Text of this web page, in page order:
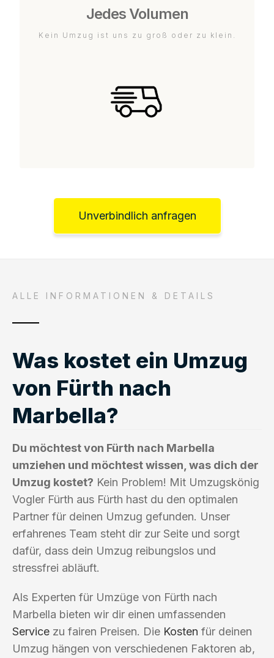
Jedes Volumen
Kein Umzug ist uns zu groß oder zu klein.
Unverbindlich anfragen
ALLE INFORMATIONEN & DETAILS
Was kostet ein Umzug
von Fürth nach
Marbella?
Du möchtest von Fürth nach Marbella
umziehen und möchtest wissen, was dich der
Umzug kostet? Kein Problem! Mit Umzugskönig
Vogler Fürth aus Fürth hast du den optimalen
Partner für deinen Umzug gefunden. Unser
erfahrenes Team steht dir zur Seite und sorgt
dafür, dass dein Umzug reibungslos und
stressfrei abläuft.
Als Experten für Umzüge von Fürth nach
Marbella bieten wir dir einen umfassenden
Service zu fairen Preisen. Die Kosten für deinen
Umzug hängen von verschiedenen Faktoren ab,